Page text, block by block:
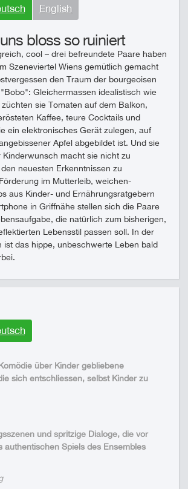
English
bloss so ruiniert
cool – drei befreundete Paare haben
Szeneviertel Wiens gemütlich gemacht
den Traum der bourgeoisen
Gleichermassen idealistisch wie
sie Tomaten auf dem Balkon,
Kaffee, teure Cocktails und
ein elektronisches Gerät zulegen, auf
Apfel abgebildet ist. Und sie
Kinderwunsch macht sie nicht zu
neuesten Erkenntnissen zu
im Mutterleib, weichen-
aus Kinder- und Ernährungsratgebern
in Griffnähe stellen sich die Paare
die natürlich zum bisherigen,
Lebensstil passen soll. In der
ist das hippe, unbeschwerte Leben bald
über Kinder gebliebene
sich entschliessen, selbst Kinder zu
und spritzige Dialoge, die vor
authentischen Spiels des Ensembles